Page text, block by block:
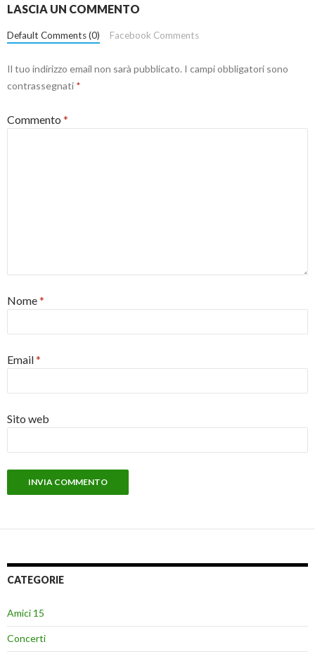
LASCIA UN COMMENTO
Default Comments (0) Facebook Comments
Il tuo indirizzo email non sarà pubblicato. I campi obbligatori sono
contrassegnati *
Commento *
Nome*
Email*
Sito web
CATEGORIE
Amici 15
Concerti